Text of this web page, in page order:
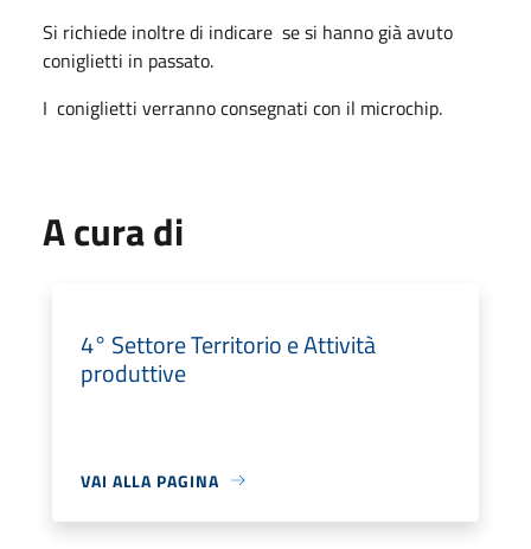
Si richiede inoltre di indicare se si hanno già avuto
coniglietti in passato.
I coniglietti verranno consegnati con il microchip.
A cura di
4° Settore Territorio e Attività
produttive
VAI ALLA PAGINA